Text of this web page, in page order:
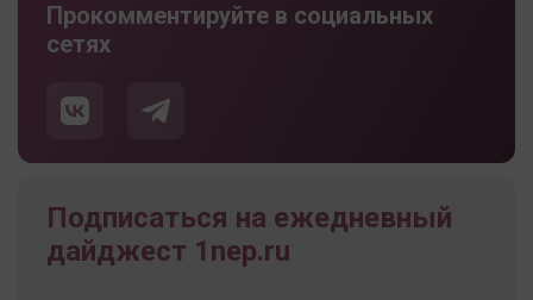
Прокомментируйте в социальных
сетях
Подписаться на ежедневный
дайджест 1nep.ru